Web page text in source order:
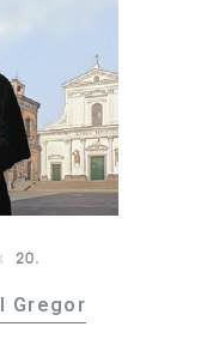
TI
20.
Gregor